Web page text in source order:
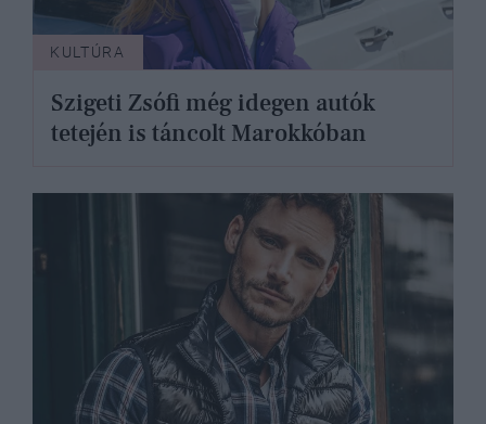
KULTÚRA
Szigeti Zsófi még idegen autók
tetején is táncolt Marokkóban